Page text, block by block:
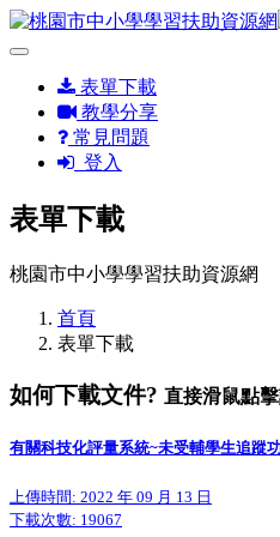
表單下載
教學分享
常見問題
登入
表單下載
桃園市中小學學習扶助資源網
首頁
表單下載
如何下載文件? 直接滑鼠點
有關科技化評量系統~未受輔學生追蹤
上傳時間: 2022 年 09 月 13 日
下載次數: 19067